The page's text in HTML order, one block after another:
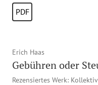
PDF
Erich Haas
Gebühren oder
Rezensiertes Werk: